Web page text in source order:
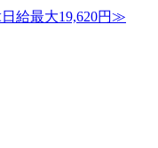
給最大19,620円≫